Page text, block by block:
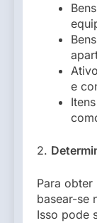
e
2.
Para
basear-se
Isso pode